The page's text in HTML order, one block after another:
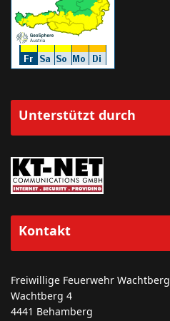
Unterstützt durch
Kontakt
Freiwillige Feuerwehr Wachtberg
Wachtberg 4
4441 Behamberg